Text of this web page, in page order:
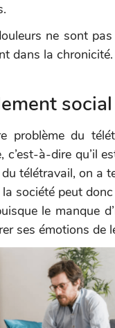
ne sont
dans la chronicité.
social
problème du
c’est-à-dire qu’il
télétravail, on a
société peut
le manque
ses émotions de